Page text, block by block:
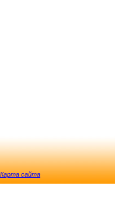
Карта сайта